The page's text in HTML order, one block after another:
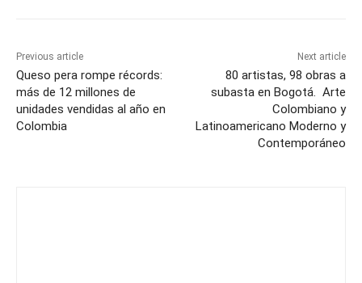
Previous article
Queso pera rompe récords:
más de 12 millones de
unidades vendidas al año en
Colombia
Next article
80 artistas, 98 obras a
subasta en Bogotá. Arte
Colombiano y
Latinoamericano Moderno y
Contemporáneo